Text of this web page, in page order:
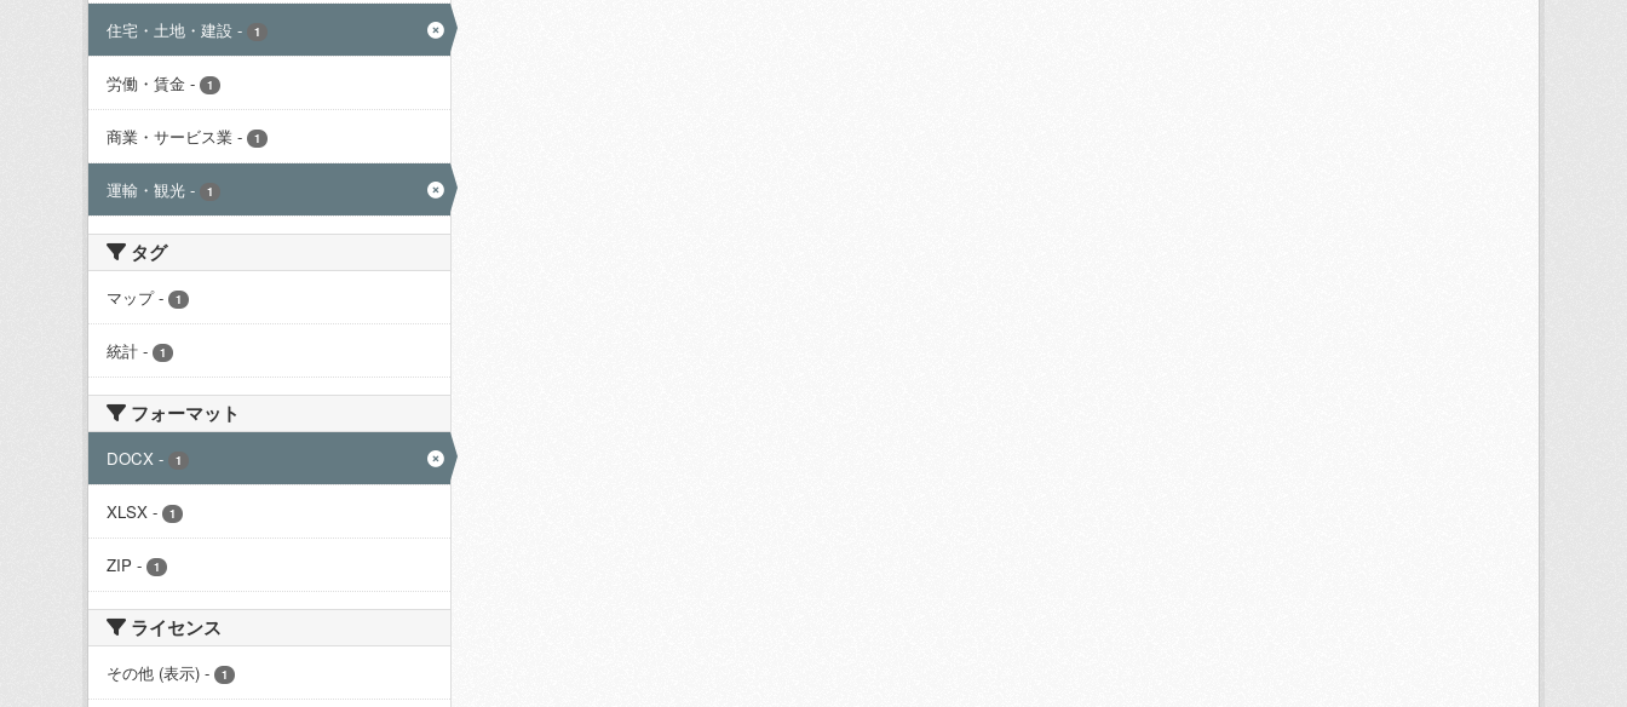
住宅・土地・建設 - 1
労働・賃金 - 1
商業・サービス業 - 1
運輸・観光 - 1
タグ
マップ - 1
統計 - 1
フォーマット
DOCX - 1
XLSX - 1
ZIP - 1
ライセンス
その他 (表示) - 1